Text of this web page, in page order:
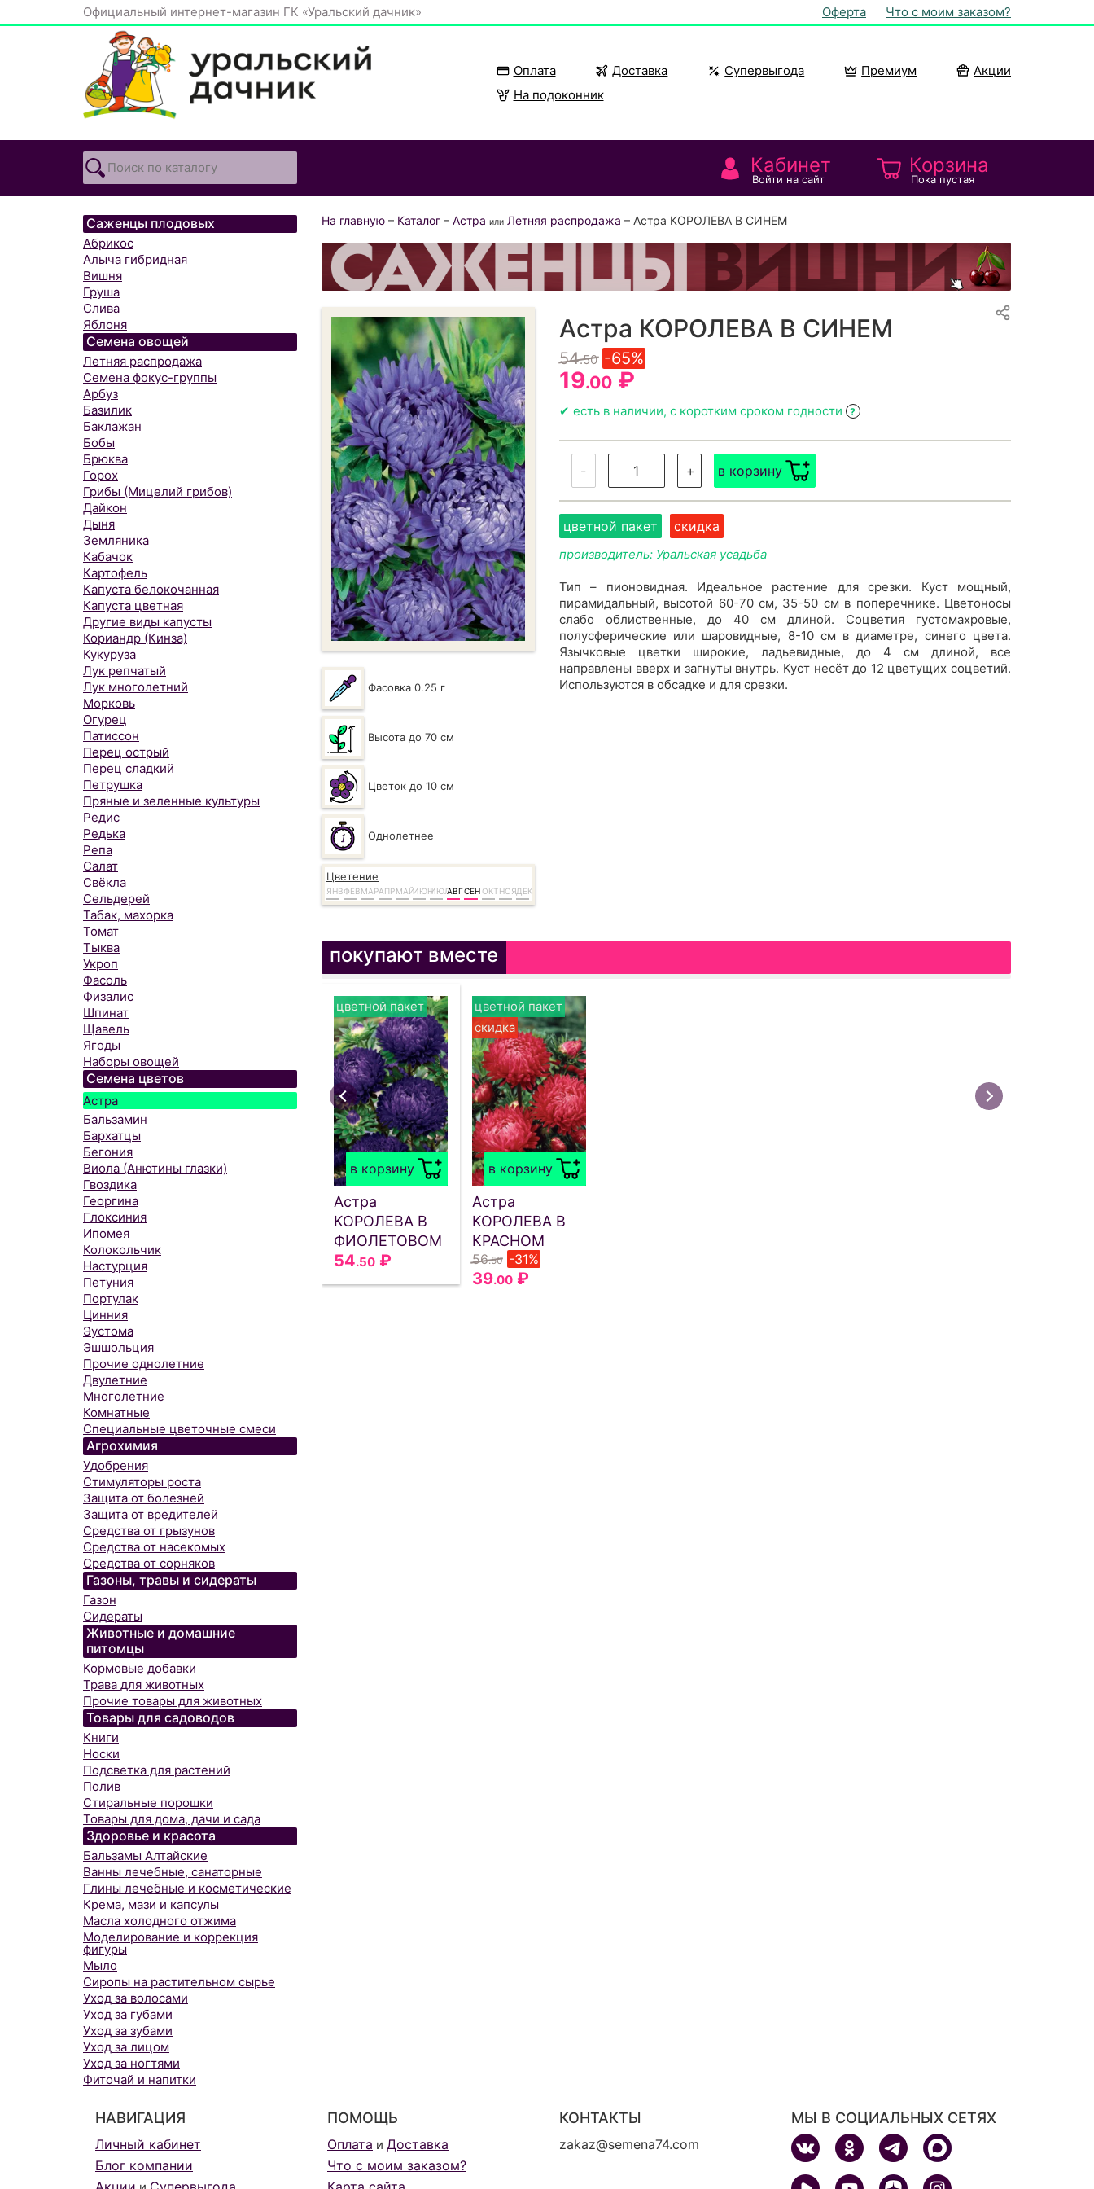
Официальный интернет-магазин ГК «Уральский дачник» Оферта Что с моим заказом?
Оплата Доставка Супервыгода Премиум
Акции
На подоконник
Кабинет
Войти на сайт
Корзина
Пока пустая
Саженцы плодовых
Абрикос
Алыча гибридная
Вишня
Груша
Слива
Яблоня
Семена овощей
Летняя распродажа
Семена фокус-группы
Арбуз
Базилик
Баклажан
Бобы
Брюква
Горох
Грибы (Мицелий грибов)
Дайкон
Дыня
Земляника
Кабачок
Картофель
Капуста белокочанная
Капуста цветная
Другие виды капусты
Кориандр (Кинза)
Кукуруза
Лук репчатый
Лук многолетний
Морковь
Огурец
Патиссон
Перец острый
Перец сладкий
Петрушка
Пряные и зеленные культуры
Редис
Редька
Репа
Салат
Свёкла
Сельдерей
Табак, махорка
Томат
Тыква
Укроп
Фасоль
Физалис
Шпинат
Щавель
Ягоды
Наборы овощей
Семена цветов
Астра
Бальзамин
Бархатцы
Бегония
Виола (Анютины глазки)
Гвоздика
Георгина
Глоксиния
Ипомея
Колокольчик
Настурция
Петуния
Портулак
Цинния
Эустома
Эшшольция
Прочие однолетние
Двулетние
Многолетние
Комнатные
Специальные цветочные смеси
Агрохимия
Удобрения
Стимуляторы роста
Защита от болезней
Защита от вредителей
Средства от грызунов
Средства от насекомых
Средства от сорняков
Газоны, травы и сидераты
Газон
Сидераты
Животные и домашние
питомцы
Кормовые добавки
Трава для животных
Прочие товары для животных
Товары для садоводов
Книги
Носки
Подсветка для растений
Полив
Стиральные порошки
Товары для дома, дачи и сада
Здоровье и красота
Бальзамы Алтайские
Ванны лечебные, санаторные
Глины лечебные и косметические
Крема, мази и капсулы
Масла холодного отжима
Моделирование и коррекция
фигуры
Мыло
Сиропы на растительном сырье
Уход за волосами
Уход за губами
Уход за зубами
Уход за лицом
Уход за ногтями
Фиточай и напитки
На главную– Каталог– Астра или Летняя распродажа – Астра КОРОЛЕВА В СИНЕМ
Фасовка 0.25 г
Высота до 70 см
Цветок до 10 см
Однолетнее
Цветение
ЯНВФЕВМАРАПР МАЙИЮНИЮЛАВГСЕНОКТ НОЯДЕК
Астра КОРОЛЕВА В СИНЕМ
54.50 -65%
19.00₽
✔ есть в наличии, с коротким сроком годности ?
- + в корзину
цветной пакет скидка
производитель: Уральская усадьба
Тип – пионовидная. Идеальное растение для срезки. Куст мощный,
пирамидальный, высотой 60-70 см, 35-50 см в поперечнике. Цветоносы
слабо облиственные, до 40 см длиной. Соцветия густомахровые,
полусферические или шаровидные, 8-10 см в диаметре, синего цвета.
Язычковые цветки широкие, ладьевидные, до 4 см длиной, все
направлены вверх и загнуты внутрь. Куст несёт до 12 цветущих соцветий.
Используются в обсадке и для срезки.
покупают вместе
в корзину
цветной пакет
Астра
КОРОЛЕВА В
ФИОЛЕТОВОМ
54.50₽
в корзину
цветной пакет
скидка
Астра
КОРОЛЕВА В
КРАСНОМ
56.50 -31%
39.00₽
НАВИГАЦИЯ
Личный кабинет
Блог компании
ПОМОЩЬ
Оплата и Доставка
Что с моим заказом?
КОНТАКТЫ
zakaz@semena74.com
МЫ В СОЦИАЛЬНЫХ СЕТЯХ